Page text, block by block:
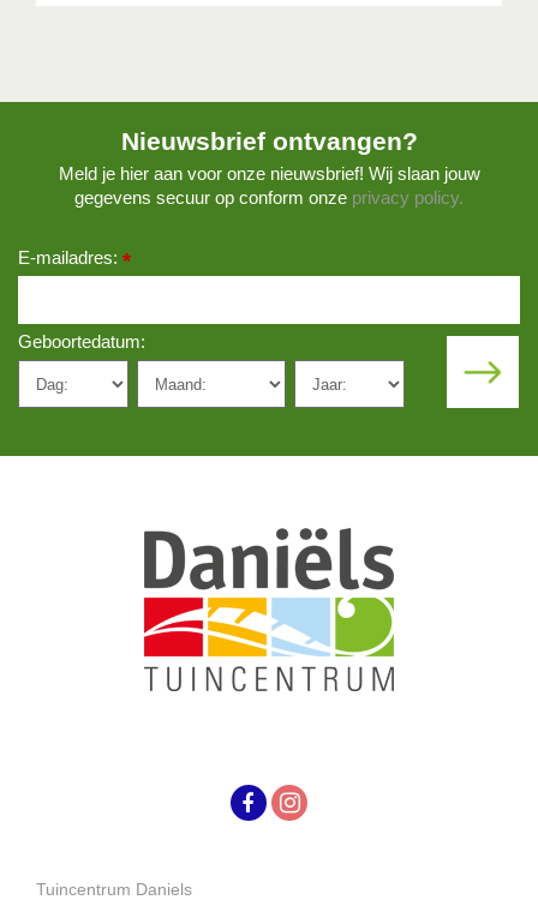
Nieuwsbrief ontvangen?
Meld je hier aan voor onze nieuwsbrief! Wij slaan jouw
gegevens secuur op conform onze privacy policy.
E-mailadres: *
Geboortedatum:
Tuincentrum Daniels